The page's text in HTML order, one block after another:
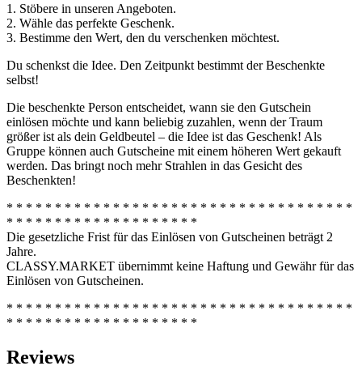
1. Stöbere in unseren Angeboten.
2. Wähle das perfekte Geschenk.
3. Bestimme den Wert, den du verschenken möchtest.
Du schenkst die Idee. Den Zeitpunkt bestimmt der Beschenkte
selbst!
Die beschenkte Person entscheidet, wann sie den Gutschein
einlösen möchte und kann beliebig zuzahlen, wenn der Traum
größer ist als dein Geldbeutel – die Idee ist das Geschenk! Als
Gruppe können auch Gutscheine mit einem höheren Wert gekauft
werden. Das bringt noch mehr Strahlen in das Gesicht des
Beschenkten!
* * * * * * * * * * * * * * * * * * * * * * * * * * * * * * * * * * * *
* * * * * * * * * * * * * * * * * * * *
Die gesetzliche Frist für das Einlösen von Gutscheinen beträgt 2
Jahre.
CLASSY.MARKET übernimmt keine Haftung und Gewähr für das
Einlösen von Gutscheinen.
* * * * * * * * * * * * * * * * * * * * * * * * * * * * * * * * * * * *
* * * * * * * * * * * * * * * * * * * *
Reviews